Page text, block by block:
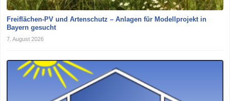
Freiflächen-PV und Artenschutz – Anlagen für Modellprojekt in
Bayern gesucht
7. August 2026